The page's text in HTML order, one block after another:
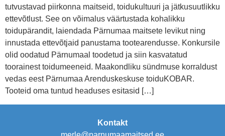
tutvustavad piirkonna maitseid, toidukultuuri ja jätkusuutlikku
ettevõtlust. See on võimalus väärtustada kohalikku
toidupärandit, laiendada Pärnumaa maitsete levikut ning
innustada ettevõtjaid panustama tootearendusse. Konkursile
olid oodatud Pärnumaal toodetud ja siin kasvatatud
toorainest toidumeeneid. Maakondliku sündmuse korraldust
vedas eest Pärnumaa Arenduskeskuse toiduKOBAR.
Tooteid oma tuntud headuses esitasid […]
Kontakt